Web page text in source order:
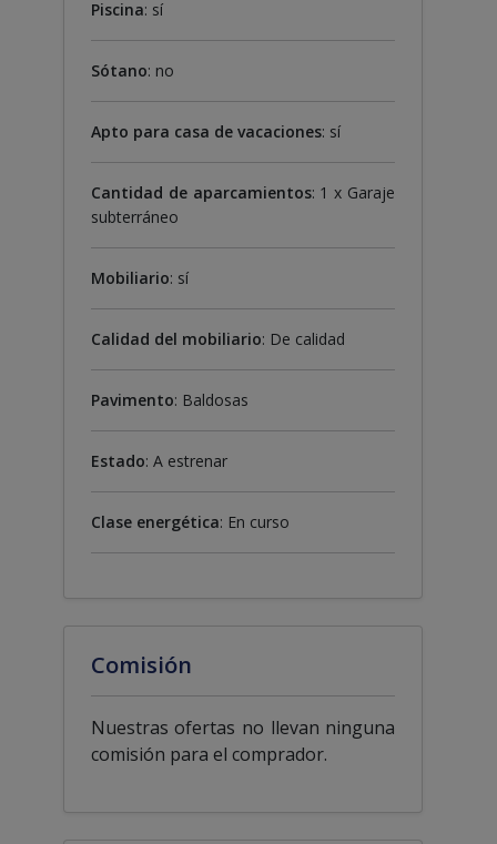
Piscina: sí
Sótano: no
Apto para casa de vacaciones: sí
Cantidad de aparcamientos: 1 x Garaje
subterráneo
Mobiliario: sí
Calidad del mobiliario: De calidad
Pavimento: Baldosas
Estado: A estrenar
Clase energética: En curso
Comisión
Nuestras ofertas no llevan ninguna
comisión para el comprador.